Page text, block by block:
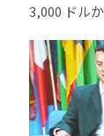
3,000 ドル